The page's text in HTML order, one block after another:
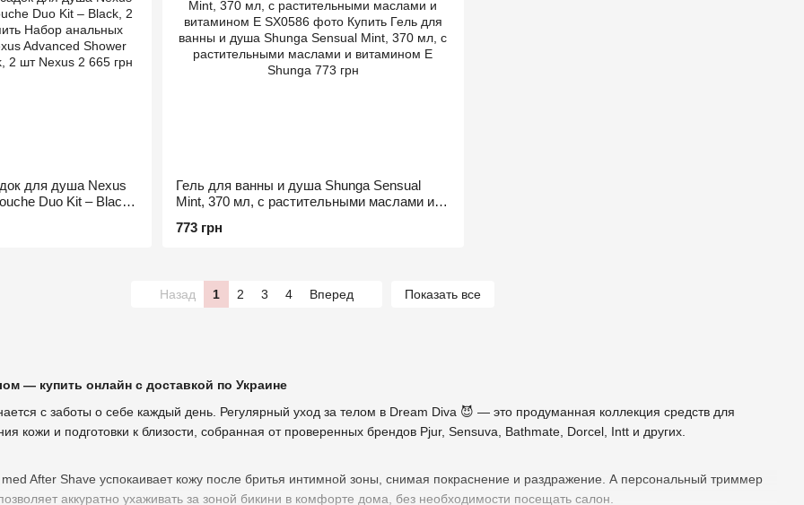
— купить онлайн с доставкой по Украине
с заботы о себе каждый день. Регулярный уход за телом в Dream Diva 😈 — это продуманная коллекция средств для
кожи и подготовки к близости, собранная от проверенных брендов Pjur, Sensuva, Bathmate, Dorcel, Intt и других.
After Shave успокаивает кожу после бритья интимной зоны, снимая покраснение и раздражение. А персональный триммер
аккуратно ухаживать за зоной бикини в комфорте дома, без необходимости посещать салон.
для душа Nexus
Duo Kit – Black,
Гель для ванны и душа Shunga Sensual
Mint, 370 мл, с растительными маслами и
773 грн
Назад 1 2 3 4 Вперед Показать все